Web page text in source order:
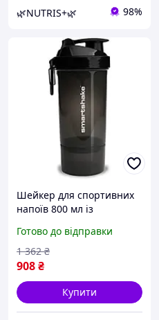
🌿NUTRIS+🌿 98%
Шейкер для спортивних
напоїв 800 мл із
вітамінів і перекусів для
фітнесу FLAME
Готово до відправки
908₴
1 362 ₴
Купити